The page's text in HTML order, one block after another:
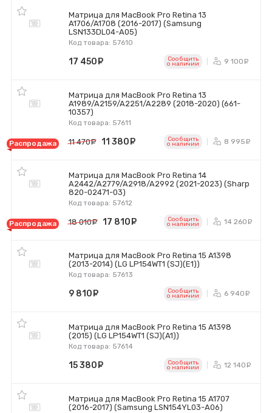
Матрица для MacBook Pro Retina 13
A1706/A1708 (2016-2017) (Samsung
LSN133DL04-A05)
Код товара: 57610
17 450 Сообщить
o наличии 9 100
Матрица для MacBook Pro Retina 13
A1989/A2159/A2251/A2289 (2018-2020) (661-
10357)
Код товара: 57611
Распродажа 11 470 руб.
11 380 руб.Сообщить
o наличии 8 995
Матрица для MacBook Pro Retina 14
A2442/A2779/A2918/A2992 (2021-2023) (Sharp
820-02471-03)
Код товара: 57612
Распродажа 18 010 руб.
17 810 руб.
Сообщить
o наличии 14 260
Матрица для MacBook Pro Retina 15 A1398
(2013-2014) (LG LP154WT1 (SJ)(E1))
Код товара: 57613
9 810 Сообщить
o наличии 6 940
Матрица для MacBook Pro Retina 15 A1398
(2015) (LG LP154WT1 (SJ)(A1))
Код товара: 57614
15 380 Сообщить
o наличии 12 140
Матрица для MacBook Pro Retina 15 A1707
(2016-2017) (Samsung LSN154YL03-A06)